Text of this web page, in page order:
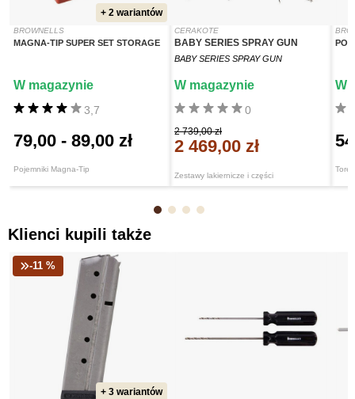
+ 2 wariantów
BROWNELLS
MAGNA-TIP SUPER SET STORAGE
Pojemniki Magna-Tip
3,7
W magazynie
79,00 - 89,00 zł
CERAKOTE
BABY SERIES SPRAY GUN
BABY SERIES SPRAY GUN
Zestawy lakiernicze i części
0
W magazynie
2 739,00 zł
2 469,00 zł
W
Klienci kupili także
-11 %
+ 3 wariantów